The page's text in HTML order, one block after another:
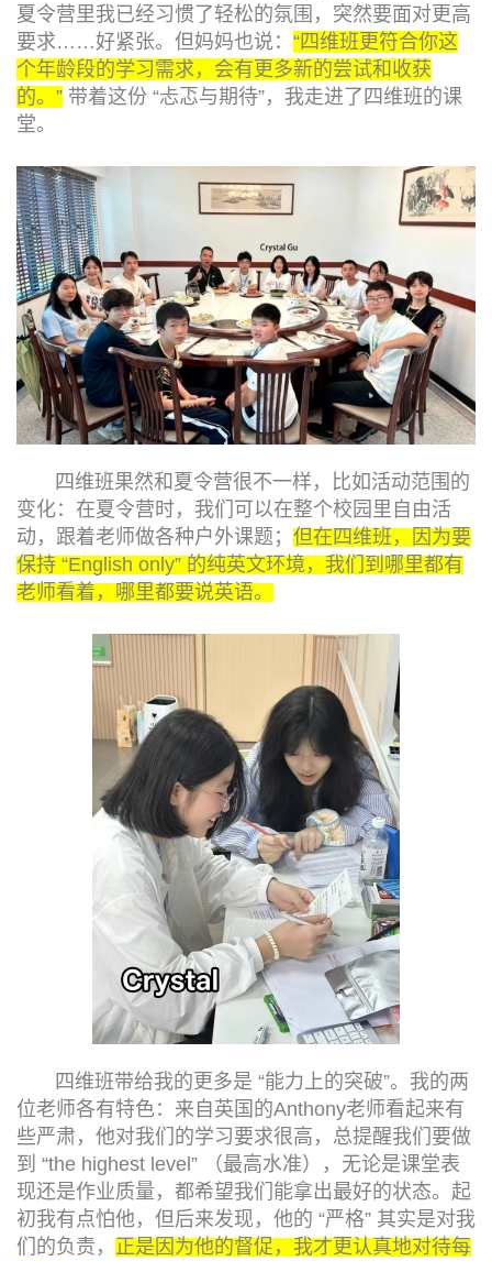
夏令营里我已经习惯了轻松的氛围，突然要面对更高
要求……好紧张。但妈妈也说： “四维班更符合你这
个年龄段的学习需求，会有更多新的尝试和收获
的。” 带着这份 “忐忑与期待”，我走进了四维班的课
堂。
四维班果然和夏令营很不一样，比如活动范围的
变化：在夏令营时，我们可以在整个校园里自由活
动，跟着老师做各种户外课题； 但在四维班，因为要
保持 “English only” 的纯英文环境，我们到哪里都有
老师看着，哪里都要说英语。
四维班带给我的更多是 “能力上的突破”。我的两
位老师各有特色：来自英国的Anthony老师看起来有
些严肃，他对我们的学习要求很高，总提醒我们要做
到 “the highest level” （最高水准），无论是课堂表
现还是作业质量，都希望我们能拿出最好的状态。起
初我有点怕他，但后来发现，他的 “严格” 其实是对我
们的负责， 正是因为他的督促，我才更认真地对待每